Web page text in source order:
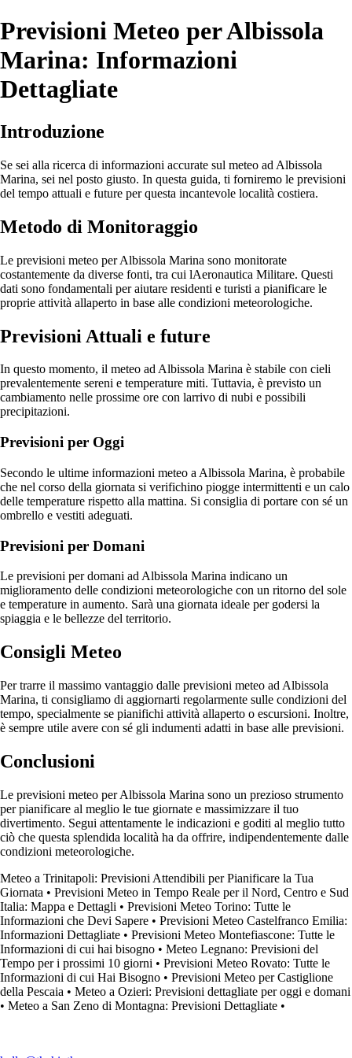
Previsioni Meteo per Albissola
Marina: Informazioni
Dettagliate
Introduzione
Se sei alla ricerca di informazioni accurate sul meteo ad Albissola
Marina, sei nel posto giusto. In questa guida, ti forniremo le previsioni
del tempo attuali e future per questa incantevole località costiera.
Metodo di Monitoraggio
Le previsioni meteo per Albissola Marina sono monitorate
costantemente da diverse fonti, tra cui lAeronautica Militare. Questi
dati sono fondamentali per aiutare residenti e turisti a pianificare le
proprie attività allaperto in base alle condizioni meteorologiche.
Previsioni Attuali e future
In questo momento, il meteo ad Albissola Marina è stabile con cieli
prevalentemente sereni e temperature miti. Tuttavia, è previsto un
cambiamento nelle prossime ore con larrivo di nubi e possibili
precipitazioni.
Previsioni per Oggi
Secondo le ultime informazioni meteo a Albissola Marina, è probabile
che nel corso della giornata si verifichino piogge intermittenti e un calo
delle temperature rispetto alla mattina. Si consiglia di portare con sé un
ombrello e vestiti adeguati.
Previsioni per Domani
Le previsioni per domani ad Albissola Marina indicano un
miglioramento delle condizioni meteorologiche con un ritorno del sole
e temperature in aumento. Sarà una giornata ideale per godersi la
spiaggia e le bellezze del territorio.
Consigli Meteo
Per trarre il massimo vantaggio dalle previsioni meteo ad Albissola
Marina, ti consigliamo di aggiornarti regolarmente sulle condizioni del
tempo, specialmente se pianifichi attività allaperto o escursioni. Inoltre,
è sempre utile avere con sé gli indumenti adatti in base alle previsioni.
Conclusioni
Le previsioni meteo per Albissola Marina sono un prezioso strumento
per pianificare al meglio le tue giornate e massimizzare il tuo
divertimento. Segui attentamente le indicazioni e goditi al meglio tutto
ciò che questa splendida località ha da offrire, indipendentemente dalle
condizioni meteorologiche.
Meteo a Trinitapoli: Previsioni Attendibili per Pianificare la Tua
Giornata • Previsioni Meteo in Tempo Reale per il Nord, Centro e Sud
Italia: Mappa e Dettagli • Previsioni Meteo Torino: Tutte le
Informazioni che Devi Sapere • Previsioni Meteo Castelfranco Emilia:
Informazioni Dettagliate • Previsioni Meteo Montefiascone: Tutte le
Informazioni di cui hai bisogno • Meteo Legnano: Previsioni del
Tempo per i prossimi 10 giorni • Previsioni Meteo Rovato: Tutte le
Informazioni di cui Hai Bisogno • Previsioni Meteo per Castiglione
della Pescaia • Meteo a Ozieri: Previsioni dettagliate per oggi e domani
• Meteo a San Zeno di Montagna: Previsioni Dettagliate •